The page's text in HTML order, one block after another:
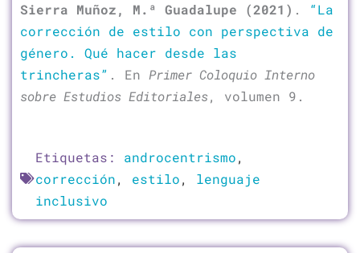
Sierra Muñoz, M.ª Guadalupe (2021) . “La
corrección de estilo con perspectiva de
género. Qué hacer desde las
trincheras” . En Primer Coloquio Interno
sobre Estudios Editoriales, volumen 9.
Etiquetas: androcentrismo,
corrección, estilo, lenguaje
inclusivo